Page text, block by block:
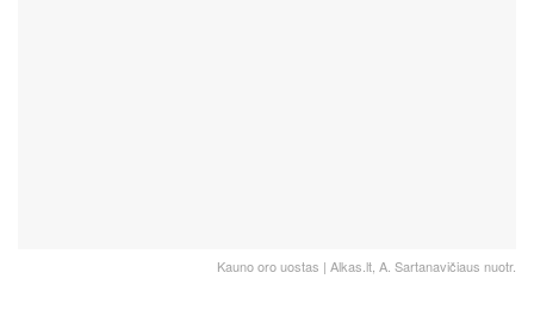
Kauno oro uostas | Alkas.lt, A. Sartanavičiaus nuotr.